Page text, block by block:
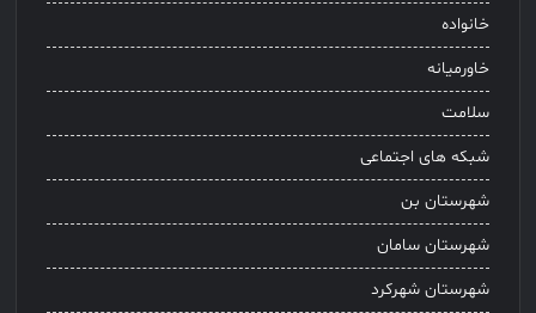
خانواده
خاورمیانه
سلامت
شبکه های اجتماعی
شهرستان بن
شهرستان سامان
شهرستان شهرکرد